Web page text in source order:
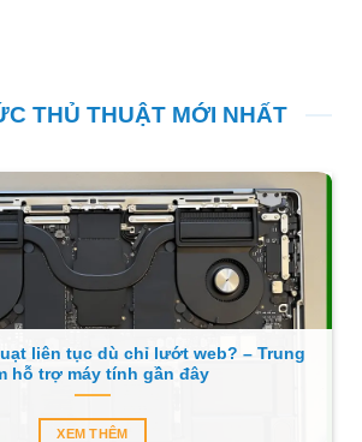
THỦ THUẬT MỚI NHẤT
liên tục dù chỉ lướt web? – Trung
hỗ trợ máy tính gần đây
XEM THÊM